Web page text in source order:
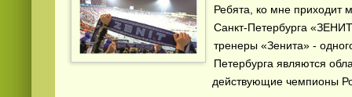
Ребята, ко мне приходит
Санкт-Петербурга
тренеры «Зенита» -
Петербурга являются
действующие чемпионы